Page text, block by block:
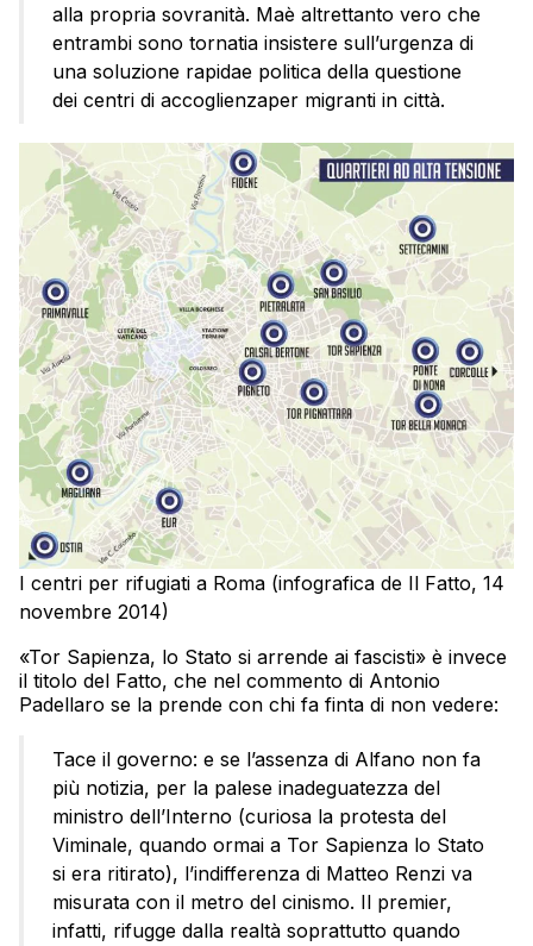
alla propria sovranità. Maè altrettanto vero che
entrambi sono tornatia insistere sull’urgenza di
una soluzione rapidae politica della questione
dei centri di accoglienzaper migranti in città.
I centri per rifugiati a Roma (infografica de Il Fatto, 14
novembre 2014)
«Tor Sapienza, lo Stato si arrende ai fascisti» è invece
il titolo del Fatto, che nel commento di Antonio
Padellaro se la prende con chi fa finta di non vedere:
Tace il governo: e se l’assenza di Alfano non fa
più notizia, per la palese inadeguatezza del
ministro dell’Interno (curiosa la protesta del
Viminale, quando ormai a Tor Sapienza lo Stato
si era ritirato), l’indifferenza di Matteo Renzi va
misurata con il metro del cinismo. Il premier,
infatti, rifugge dalla realtà soprattutto quando